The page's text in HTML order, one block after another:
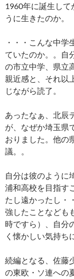
1960年に誕生して
うに生きたのか。
・・・こんな中
ていたのか。。自
の市立中学、県立
親近感と、それ以
じながら読了。
あったなぁ、北辰
が、なぜか埼玉県
おりました。他の
議。。
自分は彼のように
浦和高校を目指す
たし遠かったし・
強したことなども
時ですら）、自分
く懐かしい気持ち
続編となる、佐藤
の東欧・ソ連への